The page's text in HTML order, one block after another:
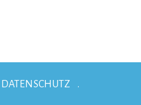
DATENSCHUTZ